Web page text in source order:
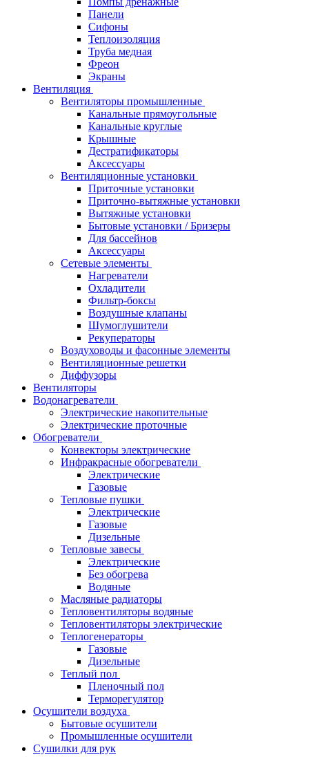
Панели
Сифоны
Теплоизоляция
Труба медная
Фреон
Экраны
Вентиляция
Вентиляторы промышленные
Канальные прямоугольные
Канальные круглые
Крышные
Дестратификаторы
Аксессуары
Вентиляционные установки
Приточные установки
Приточно-вытяжные установки
Вытяжные установки
Бытовые установки / Бризеры
Для бассейнов
Аксессуары
Сетевые элементы
Нагреватели
Охладители
Фильтр-боксы
Воздушные клапаны
Шумоглушители
Рекуператоры
Воздуховоды и фасонные элементы
Вентиляционные решетки
Диффузоры
Вентиляторы
Водонагреватели
Электрические накопительные
Электрические проточные
Обогреватели
Конвекторы электрические
Инфракрасные обогреватели
Электрические
Газовые
Тепловые пушки
Электрические
Газовые
Дизельные
Тепловые завесы
Электрические
Без обогрева
Водяные
Масляные радиаторы
Тепловентиляторы водяные
Тепловентиляторы электрические
Теплогенераторы
Газовые
Дизельные
Теплый пол
Пленочный пол
Терморегулятор
Осушители воздуха
Бытовые осушители
Промышленные осушители
Сушилки для рук